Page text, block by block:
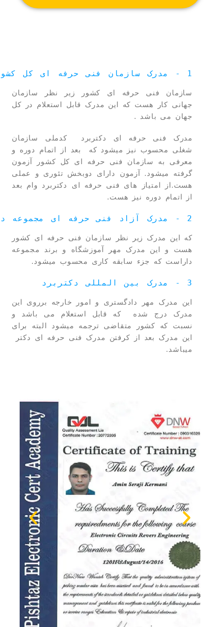
1 - مدرک سازمان فنی حرفه ای کل کشور
سازمان فنی حرفه ای کشور زیر نظر سازمان
جهانی کار هست که این مدرک قابل استعلام در کل
جهان می باشد .
مدرک فنی حرفه ای دکتربرد کدملی سازمان
شغلی محسوب نیز میشود که بعد از اتمام دوره و
معرفی به سازمان فنی حرفه ای کل کشور آزمون
گرفته میشود. آزمون دارای دوبخش تئوری و عملی
هست.از امتیاز های فنی حرفه ای دکتربرد وام بعد
از اتمام دوره نیز هست.
2 - مدرک آزاد فنی حرفه ای مجموعه دکتربرد
که این مدرک زیر نظر سازمان فنی حرفه ای کشور
هست و این مدرک مهر آموزشگاه و برند مجموعه
داراست که جزء سابقه کاری محسوب میشود.
3 - مدرک بین المللی دکتربرد
این مدرک مهر دادگستری و امور خارجه برروی این
مدرک درج شده که قابل استعلام می باشد و
نسبت که کشور متقاضی ترجمه میشود البته برای
این مدرک بعد از کرفتن مدرک فنی حرفه ای دکتر
میباشد.